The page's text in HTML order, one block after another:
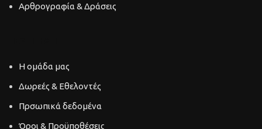
Αρθρογραφία & Δράσεις
Η ομάδα μας
Δωρεές & Εθελοντές
Πρσωπικά δεδομένα
Όροι & Προϋποθέσεις